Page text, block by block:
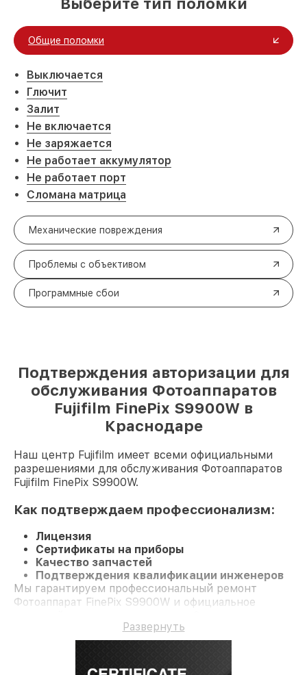
Общие поломки
Выключается
Глючит
Залит
Не включается
Не заряжается
Не работает аккумулятор
Не работает порт
Сломана матрица
Механические повреждения
Проблемы с объективом
Программные сбои
Подтверждения авторизации для
обслуживания Фотоаппаратов
Fujifilm FinePix S9900W в
Краснодаре
Наш центр Fujifilm имеет всеми официальными
разрешениями для обслуживания Фотоаппаратов
Fujifilm FinePix S9900W.
Как подтверждаем профессионализм:
Лицензия
Сертификаты на приборы
Качество запчастей
Подтверждения квалификации инженеров
Мы гарантируем профессиональный ремонт
Фотоаппарат FinePix S9900W и официальное
Развернуть